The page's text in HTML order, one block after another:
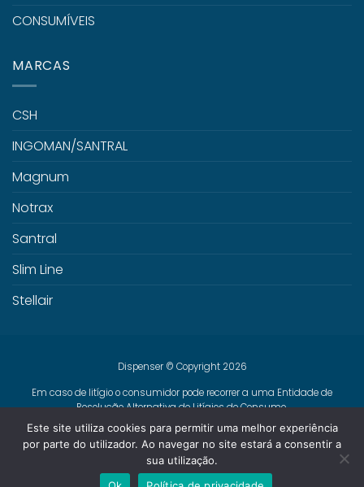
CONSUMÍVEIS
MARCAS
CSH
INGOMAN/SANTRAL
Magnum
Notrax
Santral
Slim Line
Stellair
Dispenser © Copyright 2026
Em caso de litígio o consumidor pode recorrer a uma Entidade de
Resolução Alternativa de Litígios de Consumo.
Centro de Arbitragem de Conflitos de Consumo de Lisboa
www.centroarbitragemlisboa.pt
Mais informações em Portal do
Consumidorwww.consumidor.pt
Livro de Reclamações Online
Este site utiliza cookies para permitir uma melhor experiência
por parte do utilizador. Ao navegar no site estará a consentir a
sua utilização.